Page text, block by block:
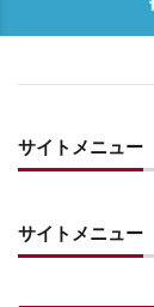
サイトメニュー
サイトメニュー